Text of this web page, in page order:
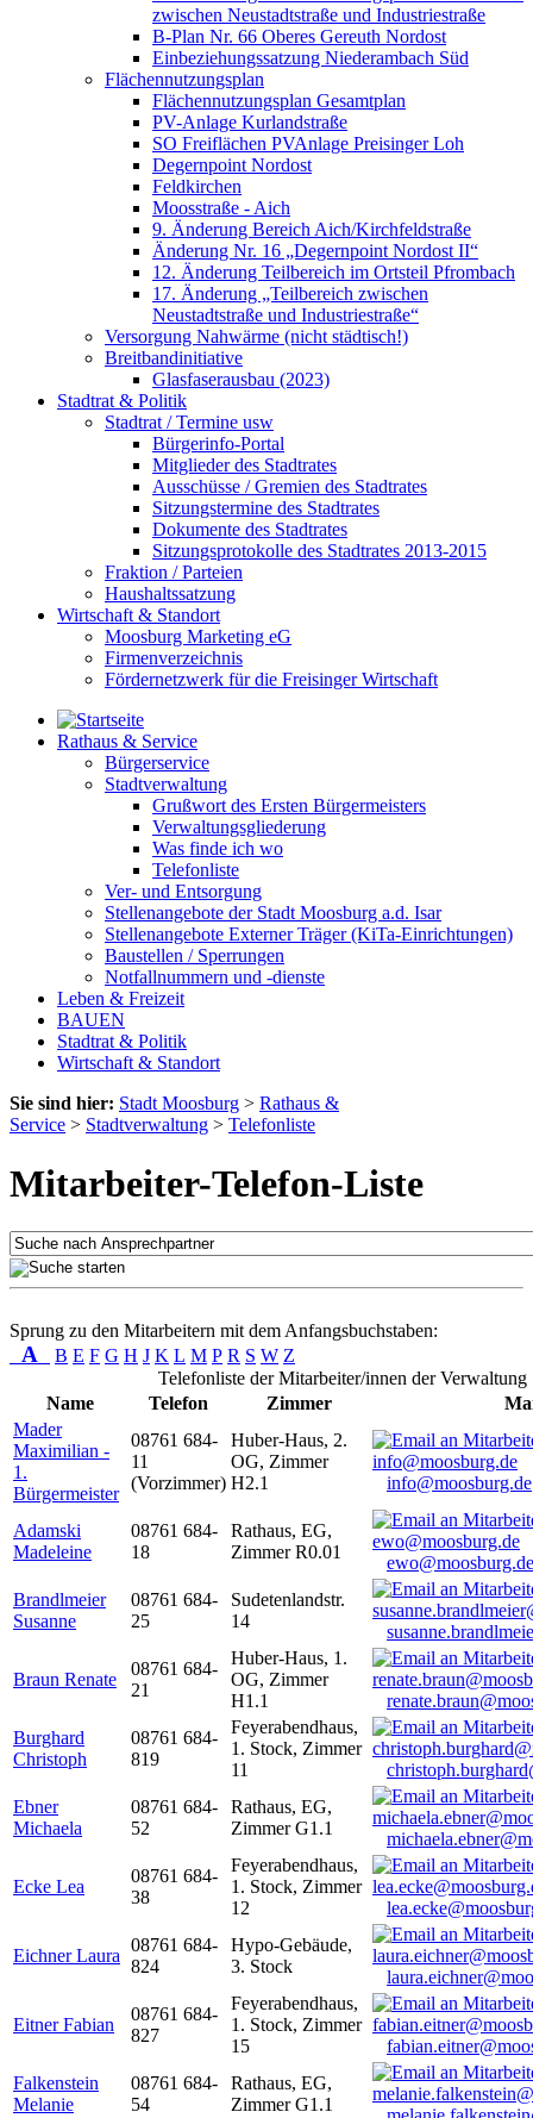
zwischen Neustadtstraße und Industriestraße
B-Plan Nr. 66 Oberes Gereuth Nordost
Einbeziehungssatzung Niederambach Süd
Flächennutzungsplan
Flächennutzungsplan Gesamtplan
PV-Anlage Kurlandstraße
SO Freiflächen PV­Anlage Preisinger Loh
Degernpoint Nordost
Feldkirchen
Moosstraße - Aich
9. Änderung Bereich Aich/Kirchfeldstraße
Änderung Nr. 16 „Degernpoint Nordost II“
12. Änderung Teilbereich im Ortsteil Pfrombach
17. Änderung „Teilbereich zwischen
Neustadtstraße und Industriestraße“
Versorgung Nahwärme (nicht städtisch!)
Breitbandinitiative
Glasfaserausbau (2023)
Stadtrat & Politik
Stadtrat / Termine usw
Bürgerinfo-Portal
Mitglieder des Stadtrates
Ausschüsse / Gremien des Stadtrates
Sitzungstermine des Stadtrates
Dokumente des Stadtrates
Sitzungsprotokolle des Stadtrates 2013-2015
Fraktion / Parteien
Haushaltssatzung
Wirtschaft & Standort
Moosburg Marketing eG
Firmenverzeichnis
Fördernetzwerk für die Freisinger Wirtschaft
Rathaus & Service
Bürgerservice
Stadtverwaltung
Grußwort des Ersten Bürgermeisters
Verwaltungsgliederung
Was finde ich wo
Telefonliste
Ver- und Entsorgung
Stellenangebote der Stadt Moosburg a.d. Isar
Stellenangebote Externer Träger (KiTa-Einrichtungen)
Baustellen / Sperrungen
Notfallnummern und -dienste
Leben & Freizeit
BAUEN
Stadtrat & Politik
Wirtschaft & Standort
Sie sind hier: Stadt Moosburg > Rathaus &
Service > Stadtverwaltung > Telefonliste
Mitarbeiter-Telefon-Liste
Sprung zu den Mitarbeitern mit dem Anfangsbuchstaben:
A B E F G H J K L M P R S W Z
Telefonliste der Mitarbeiter/innen der Verwaltung
Name
Telefon Zimmer
Mader
Maximilian -
1.
Bürgermeister
08761 684-
11
(Vorzimmer)
Huber-Haus, 2.
OG, Zimmer
H2.1
info@moosburg.de
Adamski
Madeleine
08761 684-
18
Rathaus, EG,
Zimmer R0.01
ewo@moosburg.de
Brandlmeier
Susanne
08761 684-
25
Sudetenlandstr.
14
Braun Renate
08761 684-
21
Huber-Haus, 1.
OG, Zimmer
H1.1
Burghard
Christoph
08761 684-
819
Feyerabendhaus,
1. Stock, Zimmer
11
Ebner
Michaela
08761 684-
52
Rathaus, EG,
Zimmer G1.1
Ecke Lea
08761 684-
38
Feyerabendhaus,
1. Stock, Zimmer
12
Eichner Laura
08761 684-
824
Hypo-Gebäude,
3. Stock
Eitner Fabian
08761 684-
827
Feyerabendhaus,
1. Stock, Zimmer
15
Falkenstein
Melanie
08761 684-
54
Rathaus, EG,
Zimmer G1.1